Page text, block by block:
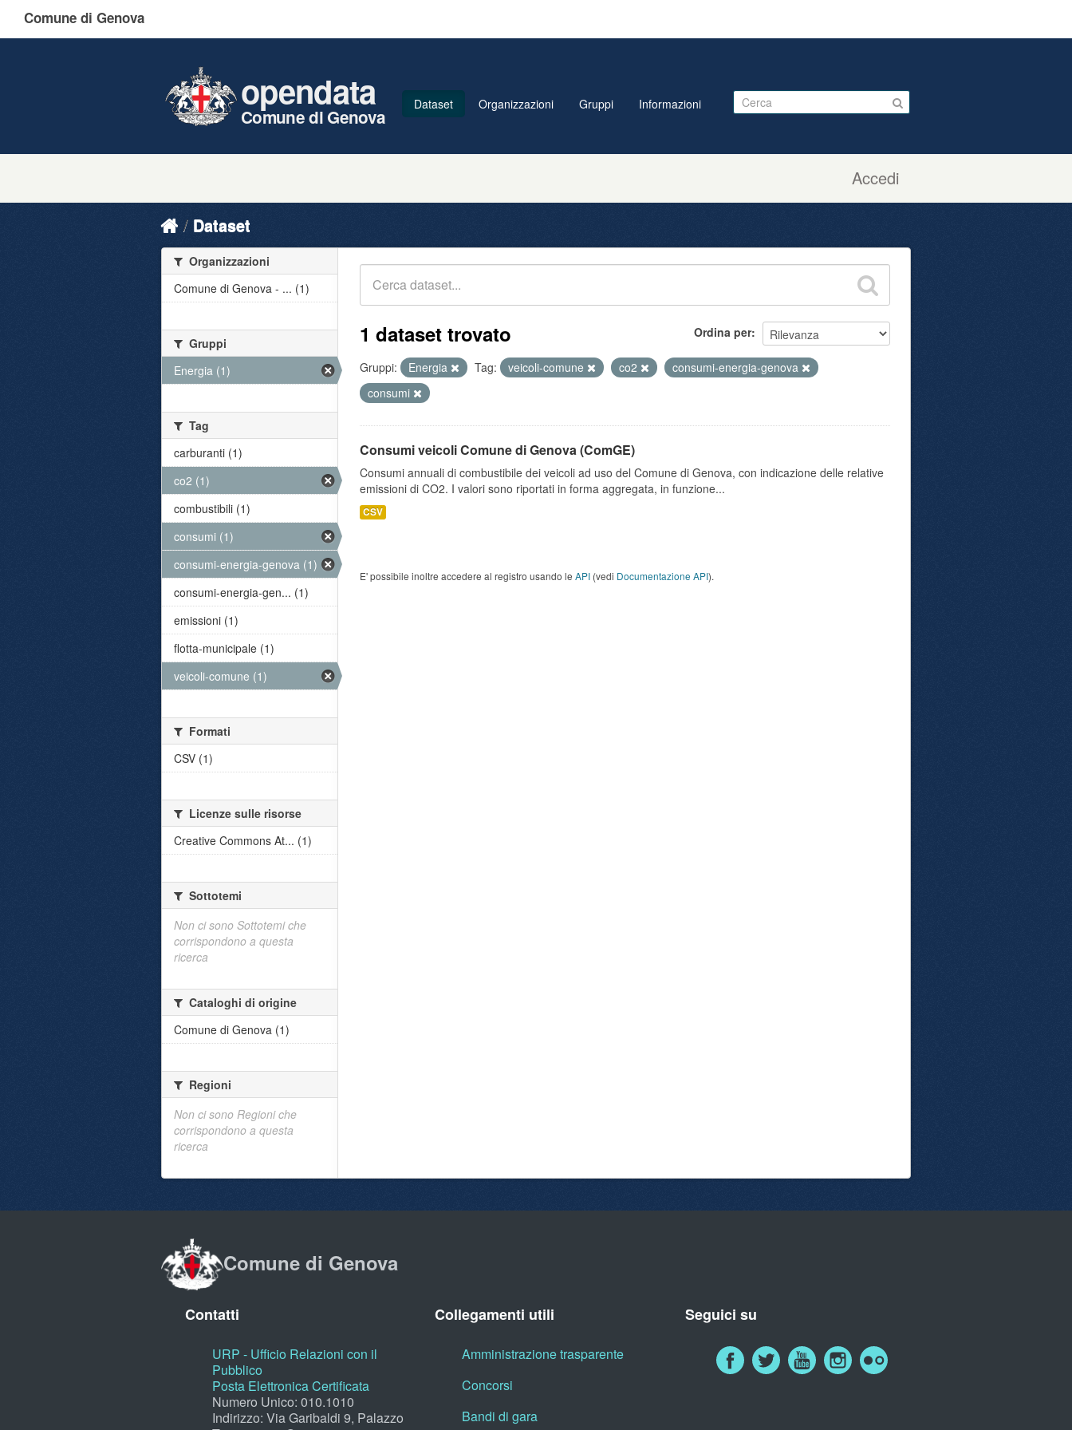
Comune di Genova
Accedi
opendata
Comune di Genova
Dataset Organizzazioni Gruppi Informazioni
Dataset
Ordina per
1 dataset trovato
Gruppi: Energia Tag: veicoli-comune co2
consumi-energia-genova
consumi
Consumi veicoli Comune di Genova (ComGE)
Consumi annuali di combustibile dei veicoli ad uso del Comune di Genova, con indicazione delle relative
emissioni di CO2. I valori sono riportati in forma aggregata, in funzione...
CSV
E' possibile inoltre accedere al registro usando le API (vedi Documentazione API).
Organizzazioni
Comune di Genova - ... (1)
Gruppi
Energia (1)
Tag
carburanti (1)
co2 (1)
combustibili (1)
consumi (1)
consumi-energia-genova (1)
consumi-energia-gen... (1)
emissioni (1)
flotta-municipale (1)
veicoli-comune (1)
Formati
CSV (1)
Licenze sulle risorse
Creative Commons At... (1)
Sottotemi
Non ci sono Sottotemi che
corrispondono a questa
ricerca
Cataloghi di origine
Comune di Genova (1)
Regioni
Non ci sono Regioni che
corrispondono a questa
ricerca
Comune di Genova
Contatti
URP - Ufficio Relazioni con il
Pubblico
Posta Elettronica Certificata
Numero Unico: 010.1010
Indirizzo: Via Garibaldi 9, Palazzo
Collegamenti utili
Amministrazione trasparente
Concorsi
Bandi di gara
Seguici su